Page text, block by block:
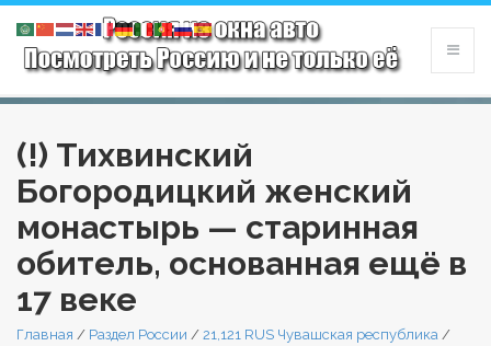
(!) Тихвинский
Богородицкий женский
монастырь — старинная
обитель, основанная ещё в
17 веке
Главная / Раздел России / 21,121 RUS Чувашская республика /